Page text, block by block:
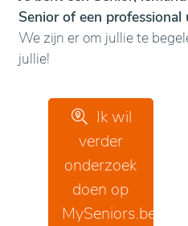
Senior of een professional
We zijn er om jullie te
jullie!
Ik wil
verder
onderzoek
doen op
MySeniors.be